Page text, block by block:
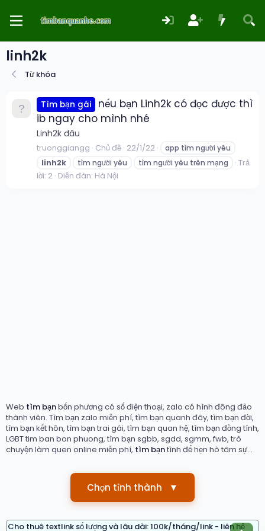
linh2k
Từ khóa
Tìm bạn gái
nếu bạn Linh2k có đọc được thì
ib ngay cho mình nhé
Linh2k đâu
truonggiangg Chủ đề 22/1/22
app tìm người yêu
linh2k
tìm người yêu tìm người yêu trên mạng
Trả
lời: 2 Diễn đàn: Hà Nội
Web tìm bạnbốn phương có số điện thoại, zalo có hình đông đảo
thành viên. Tìm bạn zalo miễn phí, tìm bạn quanh đây, tìm bạn đời,
tìm bạn kết hôn, tìm bạn trai gái, tìm bạn quan hệ, tìm bạn đồng tính,
LGBT tim ban bon phuong, tìm bạn sgbb, sgdd, sgmm, fwb, trò
chuyện làm quen online miễn phí, tìm bạntình để hẹn hò tâm sự...
Chọn tỉnh thành ▼
Cho thuê textlink số lượng và lâu dài: 100k/tháng/link - liên hệ